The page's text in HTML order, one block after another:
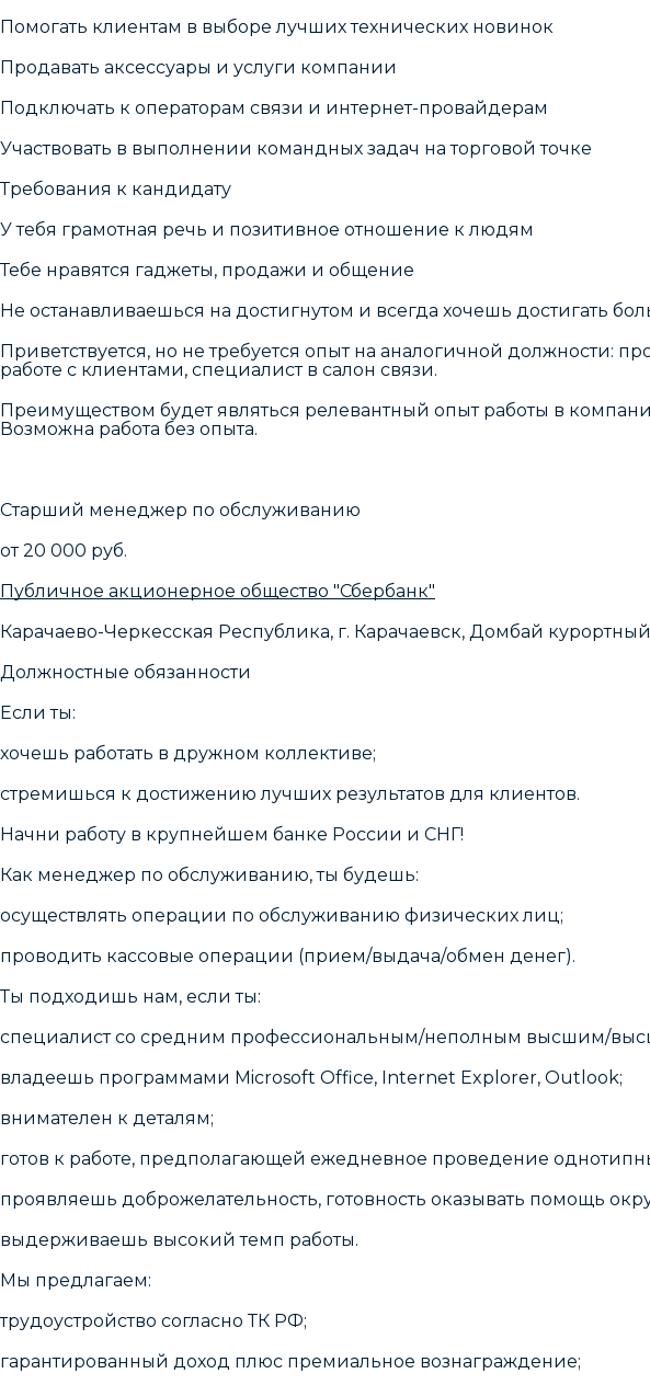
Помогать клиентам в выборе лучших технических новинок
Продавать аксессуары и услуги компании
Подключать к операторам связи и интернет-провайдерам
Участвовать в выполнении командных задач на торговой точке
Требования к кандидату
У тебя грамотная речь и позитивное отношение к людям
Тебе нравятся гаджеты, продажи и общение
Не останавливаешься на достигнутом и всегда хочешь достигать
Приветствуется, но не требуется опыт на аналогичной
работе с клиентами, специалист в салон связи.
Преимуществом будет являться релевантный опыт работы в
Возможна работа без опыта.
Старший менеджер по обслуживанию
от 20 000 руб.
Публичное акционерное общество "Сбербанк"
Карачаево-Черкесская Республика, г. Карачаевск, Домбай
Должностные обязанности
Если ты:
хочешь работать в дружном коллективе;
стремишься к достижению лучших результатов для клиентов.
Начни работу в крупнейшем банке России и СНГ!
Как менеджер по обслуживанию, ты будешь:
осуществлять операции по обслуживанию физических лиц;
проводить кассовые операции (прием/выдача/обмен денег).
Ты подходишь нам, если ты:
специалист со средним профессиональным/неполным высшим/
владеешь программами Microsoft Office, Internet Explorer, Outlook;
внимателен к деталям;
готов к работе, предполагающей ежедневное проведение
проявляешь доброжелательность, готовность оказывать помощь
выдерживаешь высокий темп работы.
Мы предлагаем:
трудоустройство согласно ТК РФ;
гарантированный доход плюс премиальное вознаграждение;